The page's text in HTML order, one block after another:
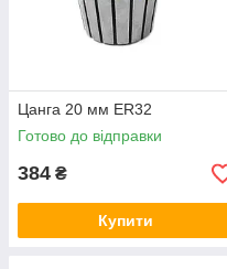
Цанга 20 мм ER32
Готово до відправки
384 ₴
Купити